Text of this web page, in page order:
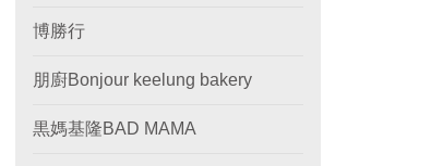
博勝行
朋廚Bonjour keelung bakery
黒媽基隆BAD MAMA